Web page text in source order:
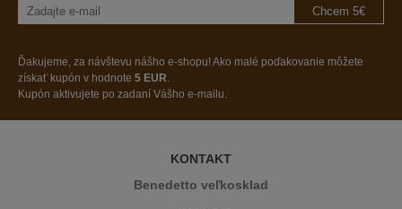
Chcem 5€
Ďakujeme, za návštevu nášho e-shopu! Ako malé poďakovanie môžete
získať kupón v hodnote 5 EUR.
Kupón aktivujete po zadaní Vášho e-mailu.
KONTAKT
Benedetto veľkosklad